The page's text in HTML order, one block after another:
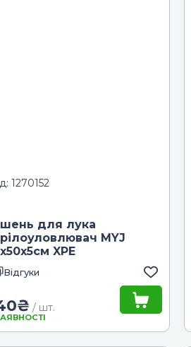
1270152
для лука
MYJ
XPE
Відгуки
₴ / шт.